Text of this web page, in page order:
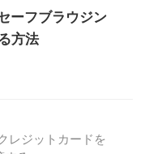
ーフブラウジン
方法
レジットカードを